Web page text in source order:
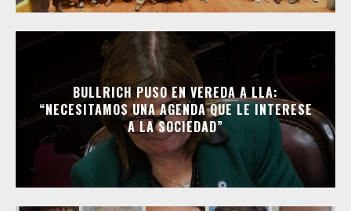
BULLRICH PUSO EN VEREDA A LLA:
“NECESITAMOS UNA AGENDA QUE LE INTERESE
A LA SOCIEDAD”